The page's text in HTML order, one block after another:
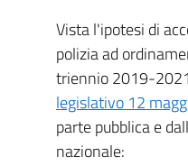
Vista l'ipotesi di
polizia ad
triennio 2019-
legislativo 12
parte pubblica e
nazionale: